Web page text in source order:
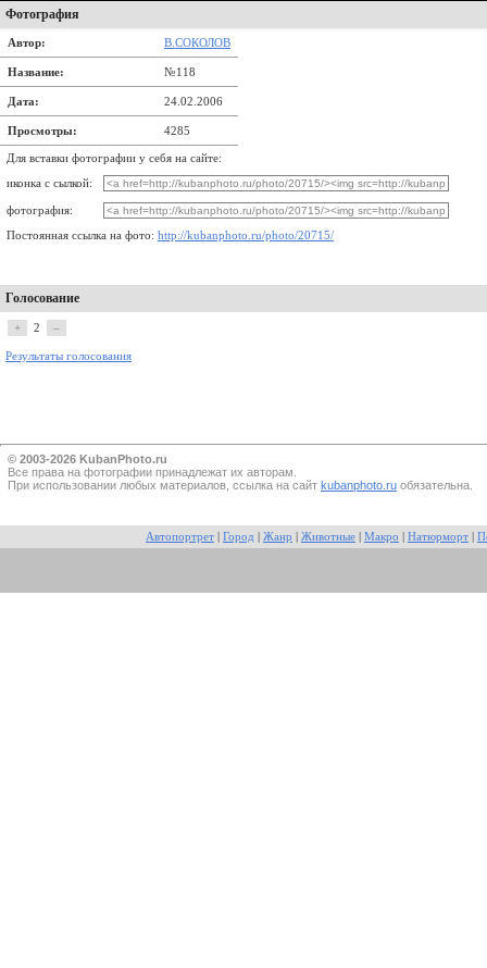
Фотография
Автор: В.СОКОЛОВ
Название: №118
Дата: 24.02.2006
Просмотры: 4285
Для вставки фотографии у себя на сайте:
иконка с сылкой:
фотография:
Постоянная ссылка на фото: http://kubanphoto.ru/photo/20715/
Голосование
+ 2 –
Результаты голосования
© 2003-2026 KubanPhoto.ru
Все прaва на фотографии принадлежат их авторам.
При использовании любых материалов, ссылка на сайт kubanphoto.ru обязательна.
Автопортрет Город Жанр Животные Макро Натюрморт